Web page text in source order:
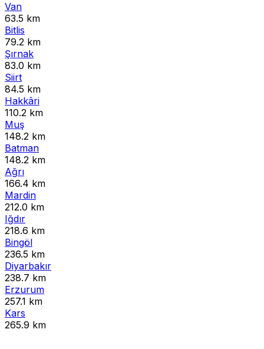
Van
63.5 km
Bitlis
79.2 km
Şırnak
83.0 km
Siirt
84.5 km
Hakkâri
110.2 km
Muş
148.2 km
Batman
148.2 km
Ağrı
166.4 km
Mardin
212.0 km
Iğdır
218.6 km
Bingöl
236.5 km
Diyarbakır
238.7 km
Erzurum
257.1 km
Kars
265.9 km